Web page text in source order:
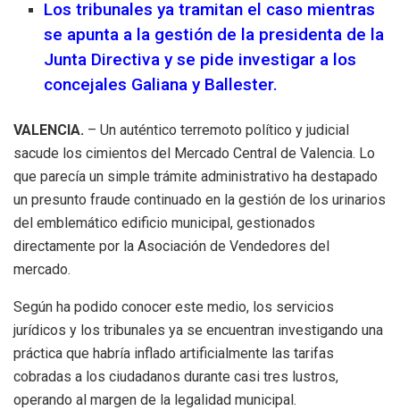
Los tribunales ya tramitan el caso mientras
se apunta a la gestión de la presidenta de la
Junta Directiva y se pide investigar a los
concejales Galiana y Ballester.
VALENCIA. – Un auténtico terremoto político y judicial
sacude los cimientos del Mercado Central de Valencia. Lo
que parecía un simple trámite administrativo ha destapado
un presunto fraude continuado en la gestión de los urinarios
del emblemático edificio municipal, gestionados
directamente por la Asociación de Vendedores del
mercado.
Según ha podido conocer este medio, los servicios
jurídicos y los tribunales ya se encuentran investigando una
práctica que habría inflado artificialmente las tarifas
cobradas a los ciudadanos durante casi tres lustros,
operando al margen de la legalidad municipal.